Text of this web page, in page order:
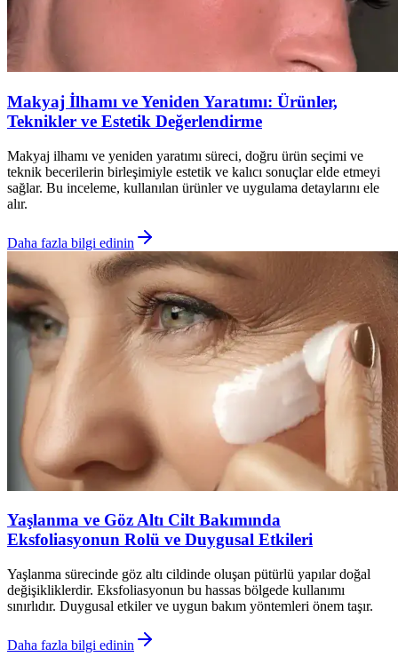
Makyaj İlhamı ve Yeniden Yaratımı: Ürünler,
Teknikler ve Estetik Değerlendirme
Makyaj ilhamı ve yeniden yaratımı süreci, doğru ürün seçimi ve
teknik becerilerin birleşimiyle estetik ve kalıcı sonuçlar elde etmeyi
sağlar. Bu inceleme, kullanılan ürünler ve uygulama detaylarını ele
alır.
Daha fazla bilgi edinin
Yaşlanma ve Göz Altı Cilt Bakımında
Eksfoliasyonun Rolü ve Duygusal Etkileri
Yaşlanma sürecinde göz altı cildinde oluşan pütürlü yapılar doğal
değişikliklerdir. Eksfoliasyonun bu hassas bölgede kullanımı
sınırlıdır. Duygusal etkiler ve uygun bakım yöntemleri önem taşır.
Daha fazla bilgi edinin